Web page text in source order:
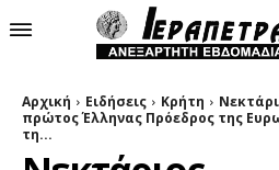
Αρχική Ειδήσεις Κρήτη
πρώτος Έλληνας Πρόεδρος της
τη...